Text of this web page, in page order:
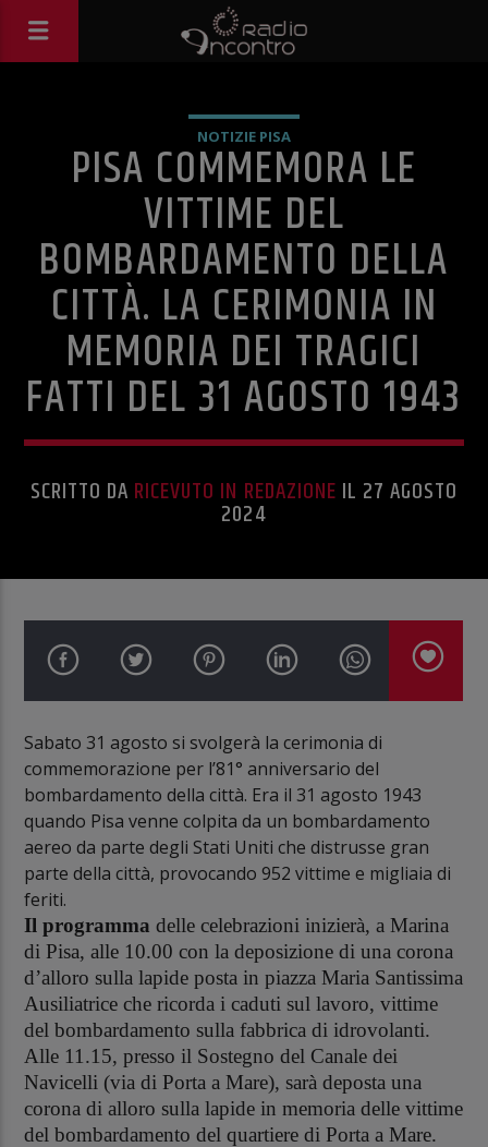
NOTIZIE PISA
PISA COMMEMORA LE
VITTIME DEL
BOMBARDAMENTO DELLA
CITTÀ. LA CERIMONIA IN
MEMORIA DEI TRAGICI
FATTI DEL 31 AGOSTO 1943
SCRITTO DA RICEVUTO IN REDAZIONE IL 27 AGOSTO
2024
Sabato 31 agosto si svolgerà la cerimonia di
commemorazione per l’81° anniversario del
bombardamento della città. Era il 31 agosto 1943
quando Pisa venne colpita da un bombardamento
aereo da parte degli Stati Uniti che distrusse gran
parte della città, provocando 952 vittime e migliaia di
feriti.
Il programma delle celebrazioni inizierà, a Marina
di Pisa, alle 10.00 con la deposizione di una corona
d’alloro sulla lapide posta in piazza Maria Santissima
Ausiliatrice che ricorda i caduti sul lavoro, vittime
del bombardamento sulla fabbrica di idrovolanti.
Alle 11.15, presso il Sostegno del Canale dei
Navicelli (via di Porta a Mare), sarà deposta una
corona di alloro sulla lapide in memoria delle vittime
del bombardamento del quartiere di Porta a Mare.